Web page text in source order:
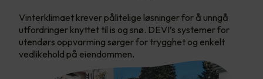
Vinterklimaet krever pålitelige løsninger for å unngå
utfordringer knyttet til is og snø. DEVI’s systemer for
utendørs oppvarming sørger for trygghet og enkelt
vedlikehold på eiendommen.